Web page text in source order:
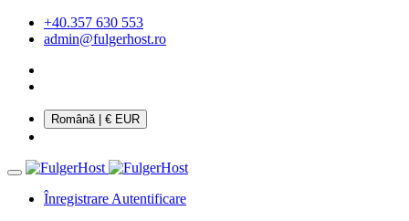
+40.357 630 553
admin@fulgerhost.ro
Română| € EUR
Înregistrare Autentificare